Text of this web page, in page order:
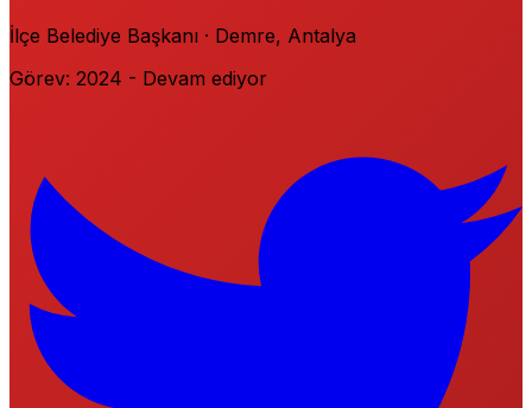
İlçe Belediye Başkanı · Demre, Antalya
Görev: 2024 - Devam ediyor